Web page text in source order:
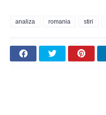
analiza romania stiri